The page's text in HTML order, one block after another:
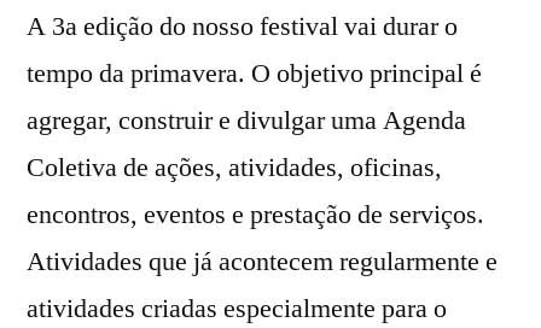
A 3a edição do nosso festival vai durar o
tempo da primavera. O objetivo principal é
agregar, construir e divulgar uma Agenda
Coletiva de ações, atividades, oficinas,
encontros, eventos e prestação de serviços.
Atividades que já acontecem regularmente e
atividades criadas especialmente para o